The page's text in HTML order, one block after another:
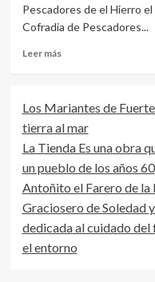
de
Tamariche
Pescadores de el Hierro
Cofradia de Pescadores...
Leer másLeer
entrevista
al
Presidente
de
la
Cofradia
Pescadores
Los Mariantes de
tierra al mar
La Tienda Es una obra
un pueblo de los años 60
Antoñito el Farero de la
Graciosero de Soledad
dedicada al cuidado del
el entorno